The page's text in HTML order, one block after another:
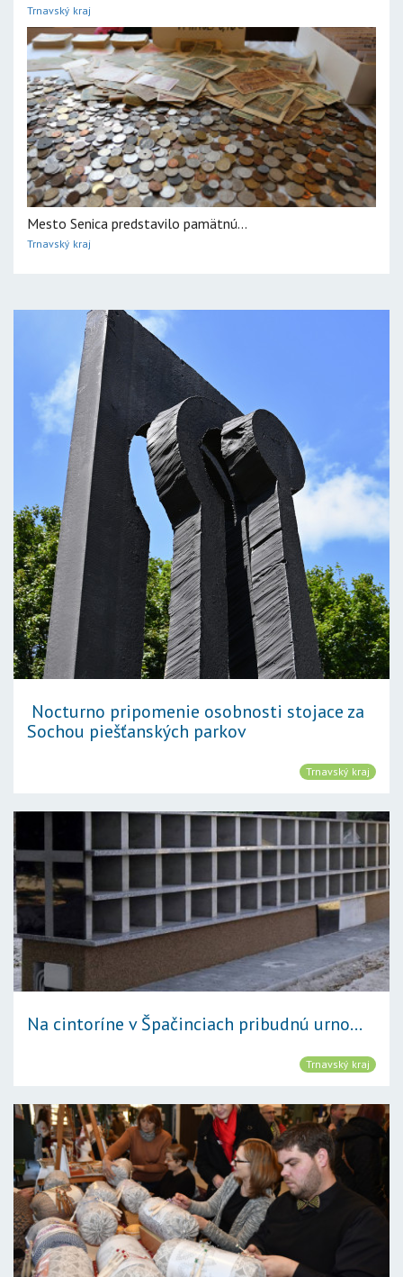
Trnavský kraj
Mesto Senica predstavilo pamätnú...
Trnavský kraj
Nocturno pripomenie osobnosti stojace za
Sochou piešťanských parkov
Trnavský kraj
Na cintoríne v Špačinciach pribudnú urno...
Trnavský kraj